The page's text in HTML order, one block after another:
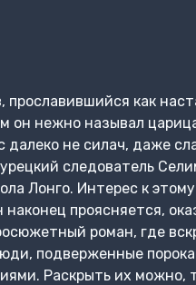
как
он нежно называл
далеко не силач, даже
следователь
Лонго. Интерес к
проясняется,
роман, где
подверженные
Раскрыть их можно,